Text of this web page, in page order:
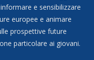
e sensibilizzare
europee e animare
prospettive future
particolare ai giovani.